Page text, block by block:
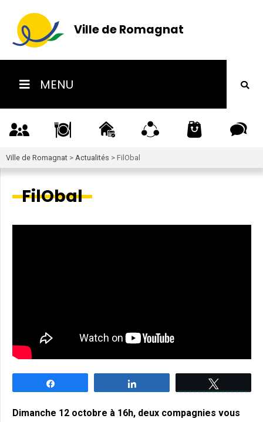
Ville de Romagnat
MENU
Ville de Romagnat > Actualités > FilObal
FilObal
Dimanche 12 octobre à 16h, deux compagnies vous